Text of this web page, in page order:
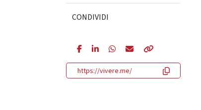
CONDIVIDI
https://vivere.me/